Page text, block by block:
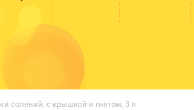
солений, с крышкой и гнетом, 3 л